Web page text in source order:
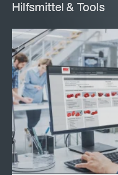
Hilfsmittel & Tools